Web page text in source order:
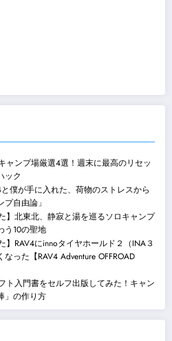
ャンプ場厳選4選！週末に最高のリセッ
ック
と僕が手に入れた、荷物のストレスから
自由論」
】北東北、静寂と湯を巡るソロキャンプ
う10の聖地
】RAV4にinnoタイヤホールド２（INA３
った【RAV4 Adventure OFFROAD
ト入門書をセルフ出版してみた！キャン
」の作り方